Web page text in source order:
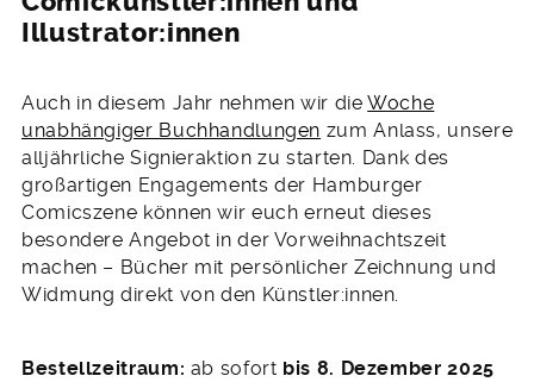
Illustrator:innen
Auch in diesem Jahr nehmen wir dieWoche
unabhängiger Buchhandlungen zum Anlass, unsere
alljährliche Signieraktion zu starten. Dank des
großartigen Engagements der Hamburger
Comicszene können wir euch erneut dieses
besondere Angebot in der Vorweihnachtszeit
machen – Bücher mit persönlicher Zeichnung und
Widmung direkt von den Künstler:innen.
Bestellzeitraum: ab sofort bis 8. Dezember 2025